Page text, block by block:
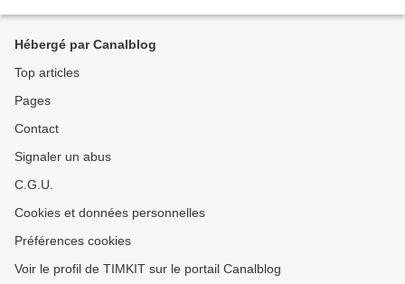
octobre...
Hébergé par Canalblog
Top articles
Pages
Contact
Signaler un abus
C.G.U.
Cookies et données personnelles
Préférences cookies
Voir le profil de TIMKIT sur le portail Canalblog